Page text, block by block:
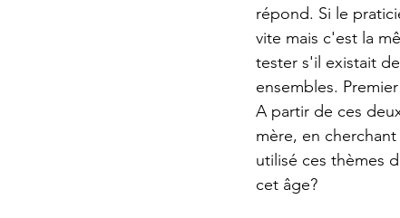
répond. Si le
vite mais c'est la
tester s'il existait
ensembles.
A partir de ces
mère, en
utilisé ces thèmes
cet âge?